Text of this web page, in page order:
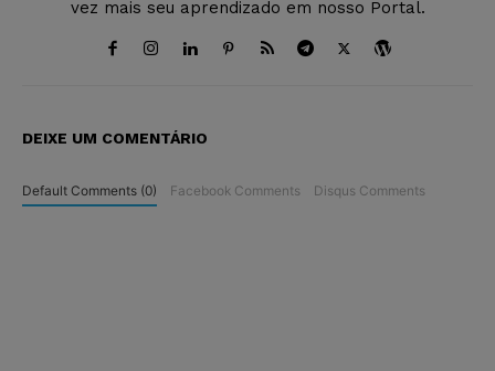
vez mais seu aprendizado em nosso Portal.
DEIXE UM COMENTÁRIO
Default Comments (0) Facebook Comments Disqus Comments